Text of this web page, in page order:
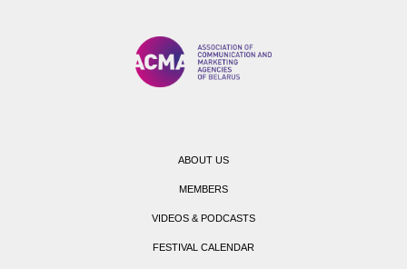
ABOUT US
MEMBERS
VIDEOS & PODCASTS
FESTIVAL CALENDAR